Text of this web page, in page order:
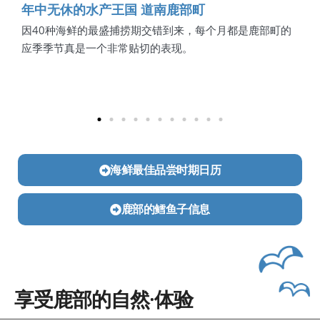
年中无休的水产王国 道南鹿部町
因40种海鲜的最盛捕捞期交错到来，每个月都是鹿部町的
应季季节真是一个非常贴切的表现。
海鲜最佳品尝时期日历
鹿部的鳕鱼子信息
享受鹿部的自然·体验